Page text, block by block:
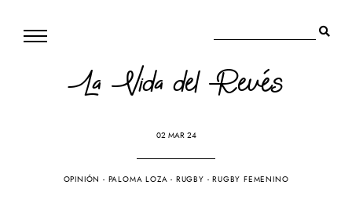
La Vida del Revés
02 MAR 24
OPINIÓN - PALOMA LOZA - RUGBY -RUGBY FEMENINO